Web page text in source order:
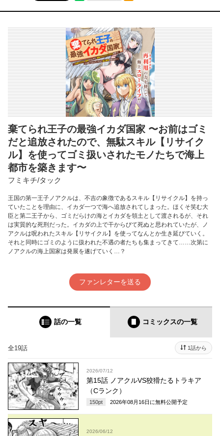
棄てられ王子の最強イカダ国家 〜お前はゴミ
だと追放されたので、無駄スキル【リサイク
ル】を使ってゴミ扱いされたモノたちで海上
都市を築きます〜
フミキチ/タック
王国の第一王子ノアクルは、不吉の象徴であるスキル【リサイクル】を持っ
ていたことを理由に、イカダ一つで海へ追放されてしまった。ほくそ笑む大
臣と第二王子から、ゴミだらけの海とイカダを領土として渡されるが、それ
は実質的な死刑だった。イカダの上で干からびて死ぬと思われていたが、ノ
アクルは呪われたスキル【リサイクル】を使ってなんとか生き延びていく。
それと同時にゴミのように扱われた不遇の者たちも集まってきて……次第に
ノアクルの海上国家は発展を遂げていく…？
ファンレターを送る
話の一覧 コミックスの一覧
全19話 1話から
2026/07/12
第15話 ノアクルVS狡猾たるトラキア
（Cランク）
150pt 2026年08月16日 に無料公開予定
2026/06/12